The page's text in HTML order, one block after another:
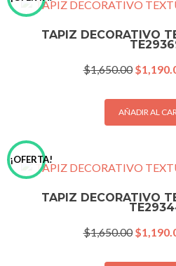
TAPIZ DECORATIVO
$1,650.00 Original
was:
$
AÑADIR AL
¡OFERTA!
TAPIZ DECORATIVO
$1,650.00 Original
was:
$